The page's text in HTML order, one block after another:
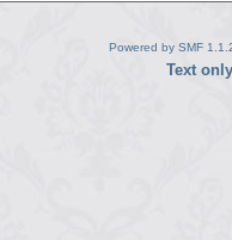
Powered by SMF
Text